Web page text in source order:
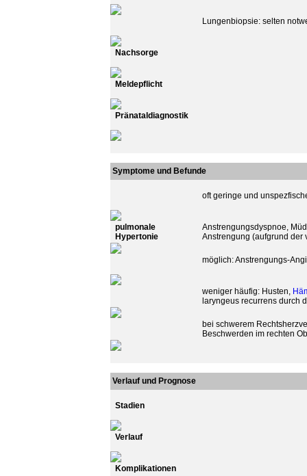
Lungenbiopsie: selten
Nachsorge
Meldepflicht
Pränataldiagnostik
Symptome und Befunde
oft geringe und
pulmonale
Hypertonie
Anstrengungsdyspnoe,
Anstrengung (aufgrund der
möglich: Anstrengungs-
weniger häufig: Husten,
laryngeus recurrens durch
bei schwerem
Beschwerden im rechten
Verlauf und Prognose
Stadien
Verlauf
Komplikationen